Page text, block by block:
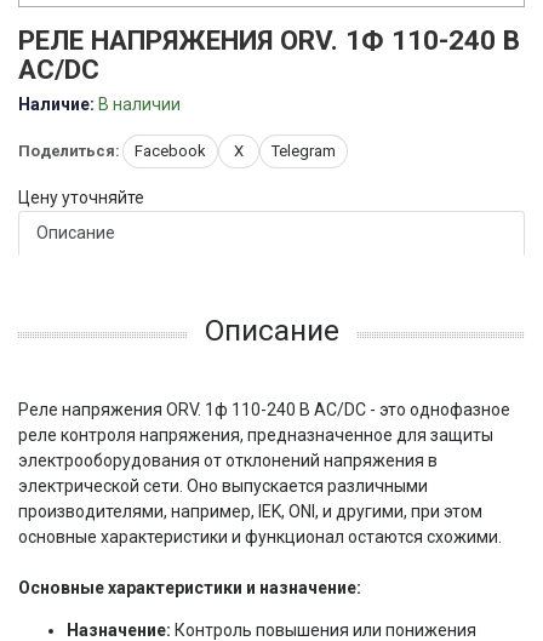
РЕЛЕ НАПРЯЖЕНИЯ ORV. 1Ф 110-240 В
AC/DC
Наличие: В наличии
Поделиться: Facebook X Telegram
Цену уточняйте
Описание
Описание
Реле напряжения ORV. 1ф 110-240 В AC/DC - это однофазное
реле контроля напряжения, предназначенное для защиты
электрооборудования от отклонений напряжения в
электрической сети. Оно выпускается различными
производителями, например, IEK, ONI, и другими, при этом
основные характеристики и функционал остаются схожими.
Основные характеристики и назначение:
Назначение: Контроль повышения или понижения